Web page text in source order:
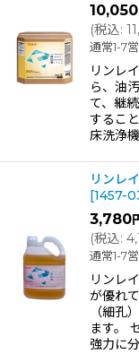
10,050
(税込:
通常1-7
リンレ
ら、油
て、継
するこ
床洗浄
リンレ
[1457-
3,780
(税込:
通常1-7
リンレ
が優れ
（細孔
ます。
強力に